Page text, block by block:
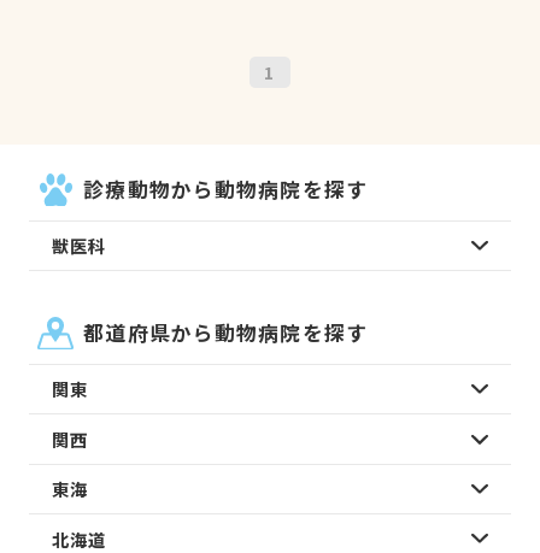
1
診療動物から動物病院を探す
獣医科
都道府県から動物病院を探す
関東
関西
東海
北海道